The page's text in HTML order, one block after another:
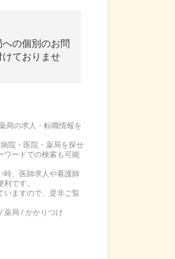
の個別のお問
けておりませ
局の求人・転職情報を
院・医院・薬局を探せ
ワードでの検索も可能
時、医師求人や看護師
です。
いますので、是非ご覧
薬局 / かかりつけ